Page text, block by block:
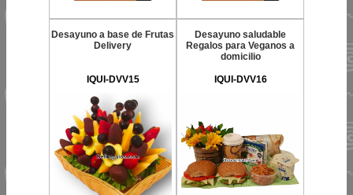
Desayuno a base de Frutas
Delivery
IQUI-DVV15
Desayuno saludable
Regalos para Veganos a
domicilio
IQUI-DVV16